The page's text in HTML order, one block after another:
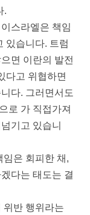
.
스라엘은 책임
있습니다. 트럼
면 이란의 발전
다고 위협하면
다. 그러면서도
로 가 직접가져
기고 있습니
임은 회피한 채,
다는 태도는 결
위반 행위라는